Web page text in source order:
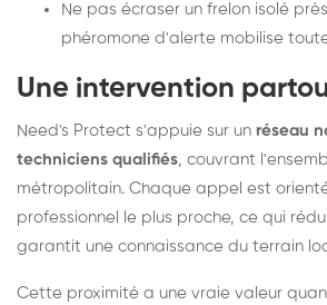
Ne pas écraser un frelon isolé
phéromone d'alerte mobilise
Une intervention
Need's Protect s'appuie sur un réseau
techniciens qualifiés, couvrant
métropolitain. Chaque appel est
professionnel le plus proche, ce qui
garantit une connaissance du terrain
Cette proximité a une vraie valeur